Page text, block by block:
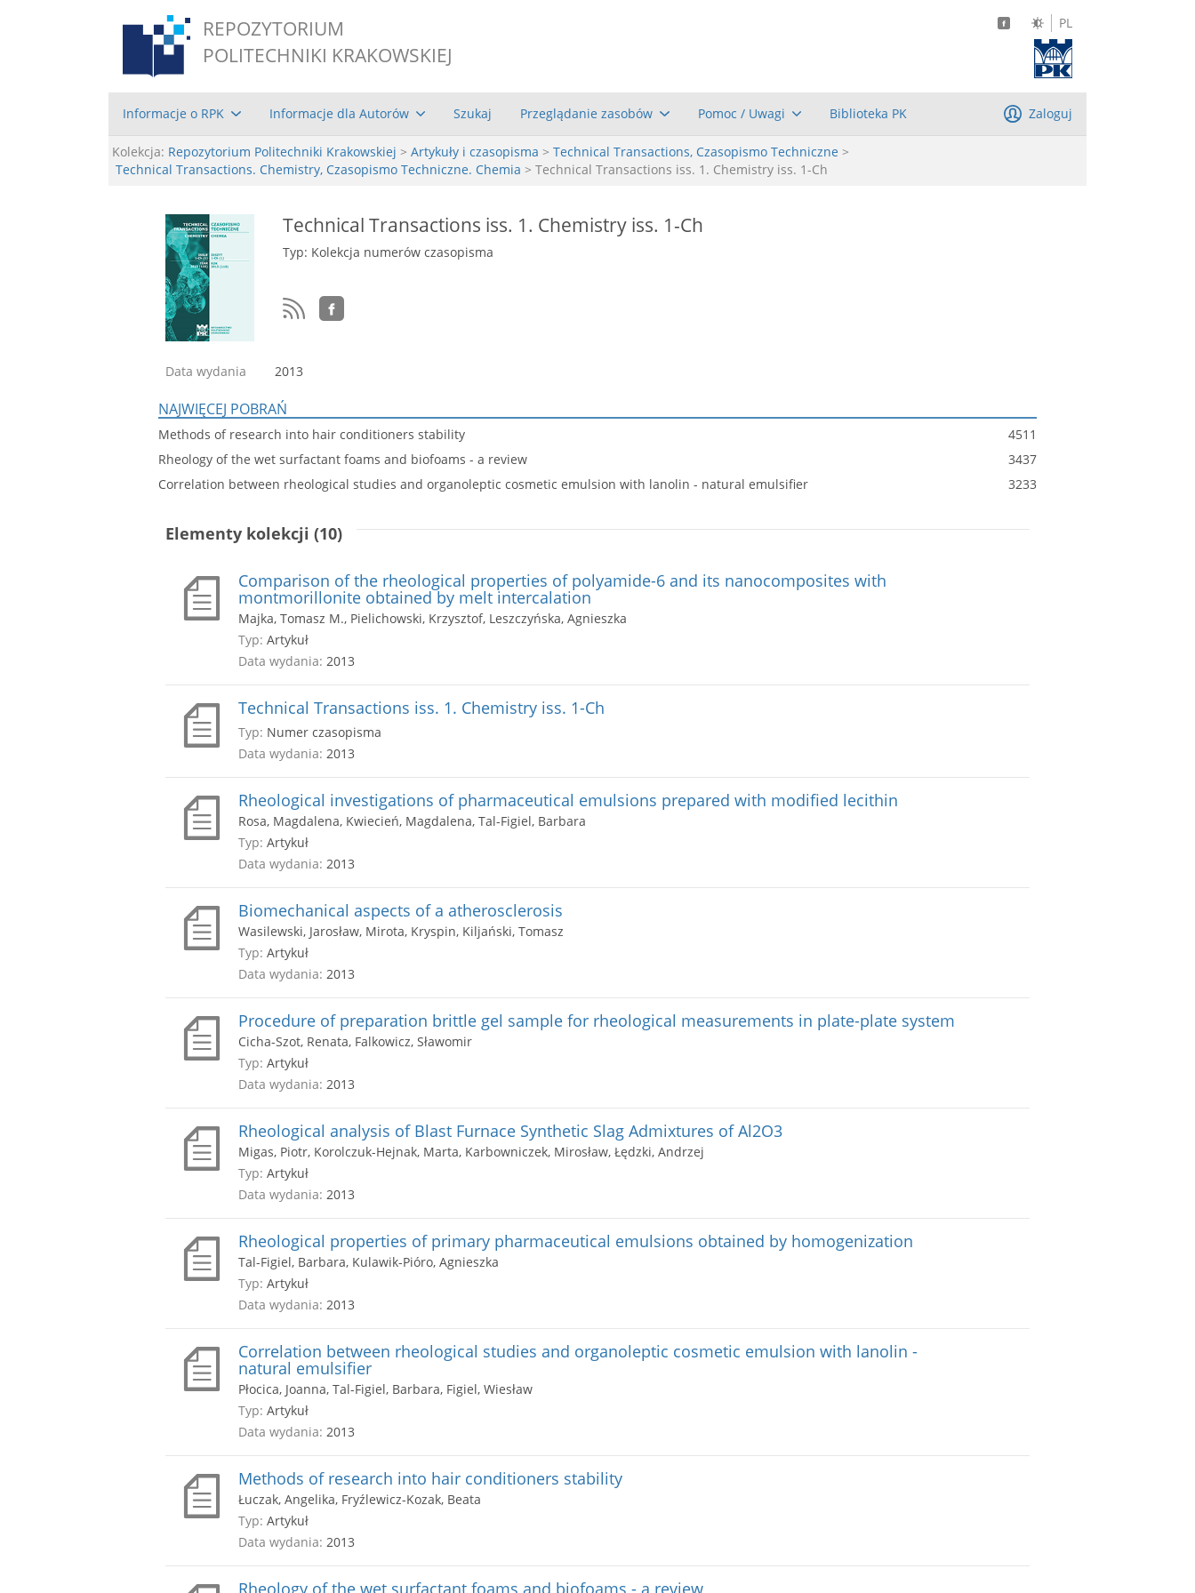
REPOZYTORIUM
POLITECHNIKI KRAKOWSKIEJ
PL
Informacje o RPK Informacje dla Autorów Szukaj Przeglądanie zasobów Pomoc / Uwagi Biblioteka PK Zaloguj
Kolekcja: Repozytorium Politechniki Krakowskiej > Artykuły i czasopisma > Technical Transactions, Czasopismo Techniczne >
Technical Transactions. Chemistry, Czasopismo Techniczne. Chemia > Technical Transactions iss. 1. Chemistry iss. 1-Ch
Technical Transactions iss. 1. Chemistry iss. 1-Ch
Typ: Kolekcja numerów czasopisma
Data wydania 2013
NAJWIĘCEJ POBRAŃ
Methods of research into hair conditioners stability
4511
Rheology of the wet surfactant foams and biofoams - a review
3437
Correlation between rheological studies and organoleptic cosmetic emulsion with lanolin - natural emulsifier
3233
Elementy kolekcji (10)
Comparison of the rheological properties of polyamide-6 and its nanocomposites with
montmorillonite obtained by melt intercalation
Majka, Tomasz M., Pielichowski, Krzysztof, Leszczyńska, Agnieszka
Typ: Artykuł
Data wydania: 2013
Technical Transactions iss. 1. Chemistry iss. 1-Ch
Typ: Numer czasopisma
Data wydania: 2013
Rheological investigations of pharmaceutical emulsions prepared with modified lecithin
Rosa, Magdalena, Kwiecień, Magdalena, Tal-Figiel, Barbara
Typ: Artykuł
Data wydania: 2013
Biomechanical aspects of a atherosclerosis
Wasilewski, Jarosław, Mirota, Kryspin, Kiljański, Tomasz
Typ: Artykuł
Data wydania: 2013
Procedure of preparation brittle gel sample for rheological measurements in plate-plate system
Cicha-Szot, Renata, Falkowicz, Sławomir
Typ: Artykuł
Data wydania: 2013
Rheological analysis of Blast Furnace Synthetic Slag Admixtures of Al2O3
Migas, Piotr, Korolczuk-Hejnak, Marta, Karbowniczek, Mirosław, Łędzki, Andrzej
Typ: Artykuł
Data wydania: 2013
Rheological properties of primary pharmaceutical emulsions obtained by homogenization
Tal-Figiel, Barbara, Kulawik-Pióro, Agnieszka
Typ: Artykuł
Data wydania: 2013
Correlation between rheological studies and organoleptic cosmetic emulsion with lanolin -
natural emulsifier
Płocica, Joanna, Tal-Figiel, Barbara, Figiel, Wiesław
Typ: Artykuł
Data wydania: 2013
Methods of research into hair conditioners stability
Łuczak, Angelika, Fryźlewicz-Kozak, Beata
Typ: Artykuł
Data wydania: 2013
Rheology of the wet surfactant foams and biofoams - a review